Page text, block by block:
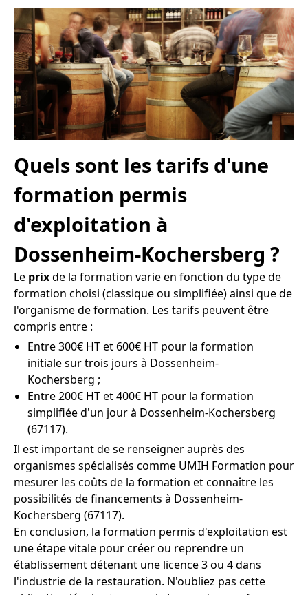
Quels sont les tarifs d'une
formation permis
d'exploitation à
Dossenheim-Kochersberg ?
Le prixde la formation varie en fonction du type de
formation choisi (classique ou simplifiée) ainsi que de
l'organisme de formation. Les tarifs peuvent être
compris entre :
Entre 300€ HT et 600€ HT pour la formation
initiale sur trois jours à Dossenheim-
Kochersberg ;
Entre 200€ HT et 400€ HT pour la formation
simplifiée d'un jour à Dossenheim-Kochersberg
(67117).
Il est important de se renseigner auprès des
organismes spécialisés comme UMIH Formation pour
mesurer les coûts de la formation et connaître les
possibilités de financements à Dossenheim-
Kochersberg (67117).
En conclusion, la formation permis d'exploitation est
une étape vitale pour créer ou reprendre un
établissement détenant une licence 3 ou 4 dans
l'industrie de la restauration. N'oubliez pas cette